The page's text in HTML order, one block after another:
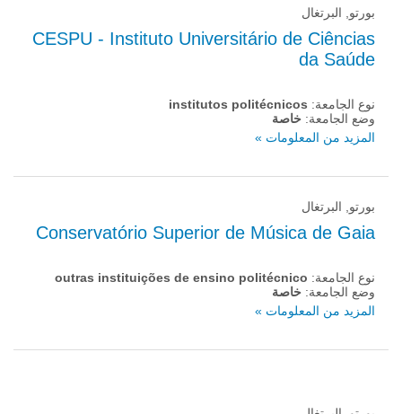
بورتو, البرتغال
CESPU - Instituto Universitário de Ciências
da Saúde
نوع الجامعة: institutos politécnicos
وضع الجامعة: خاصة
المزيد من المعلومات »
بورتو, البرتغال
Conservatório Superior de Música de Gaia
نوع الجامعة: outras instituições de ensino politécnico
وضع الجامعة: خاصة
المزيد من المعلومات »